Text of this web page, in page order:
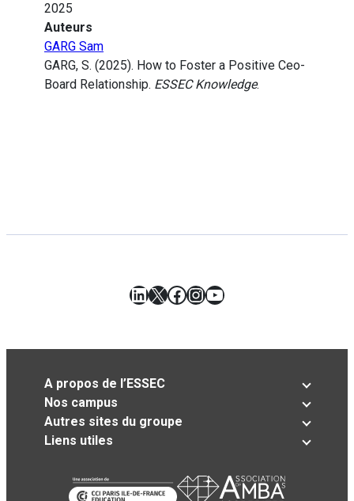
2025
Auteurs
GARG Sam
GARG, S. (2025). How to Foster a Positive Ceo-
Board Relationship. ESSEC Knowledge.
LinkedIn
X Facebook
Instagram
YouTube
A propos de l’ESSEC
Nos campus
Autres sites du groupe
Liens utiles